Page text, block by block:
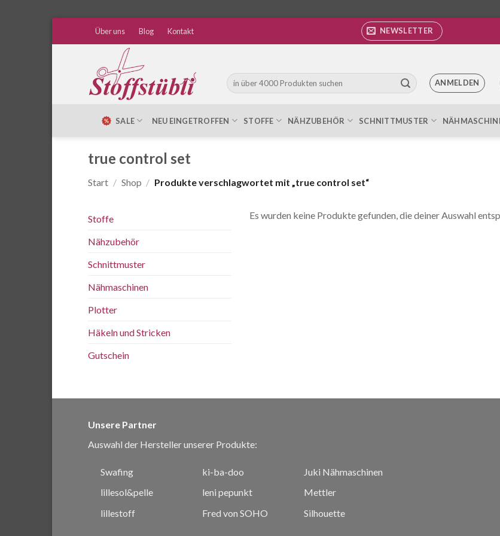
Über uns Blog Kontakt NEWSLETTER
Suche
nach:
ANMELDEN
SALE NEU EINGETROFFEN STOFFE NÄHZUBEHÖR SCHNITTMUSTER
true control set
Start / Shop / Produkte verschlagwortet mit „true control set“
Stoffe
Nähzubehör
Schnittmuster
Nähmaschinen
Plotter
Häkeln und Stricken
Gutschein
Es wurden keine Produkte gefunden, die deiner Auswahl
Unsere Partner
Auswahl der Hersteller unserer Produkte:
Swafing
lillesol&pelle
lillestoff
ki-ba-doo
leni pepunkt
Fred von SOHO
Juki Nähmaschinen
Mettler
Silhouette